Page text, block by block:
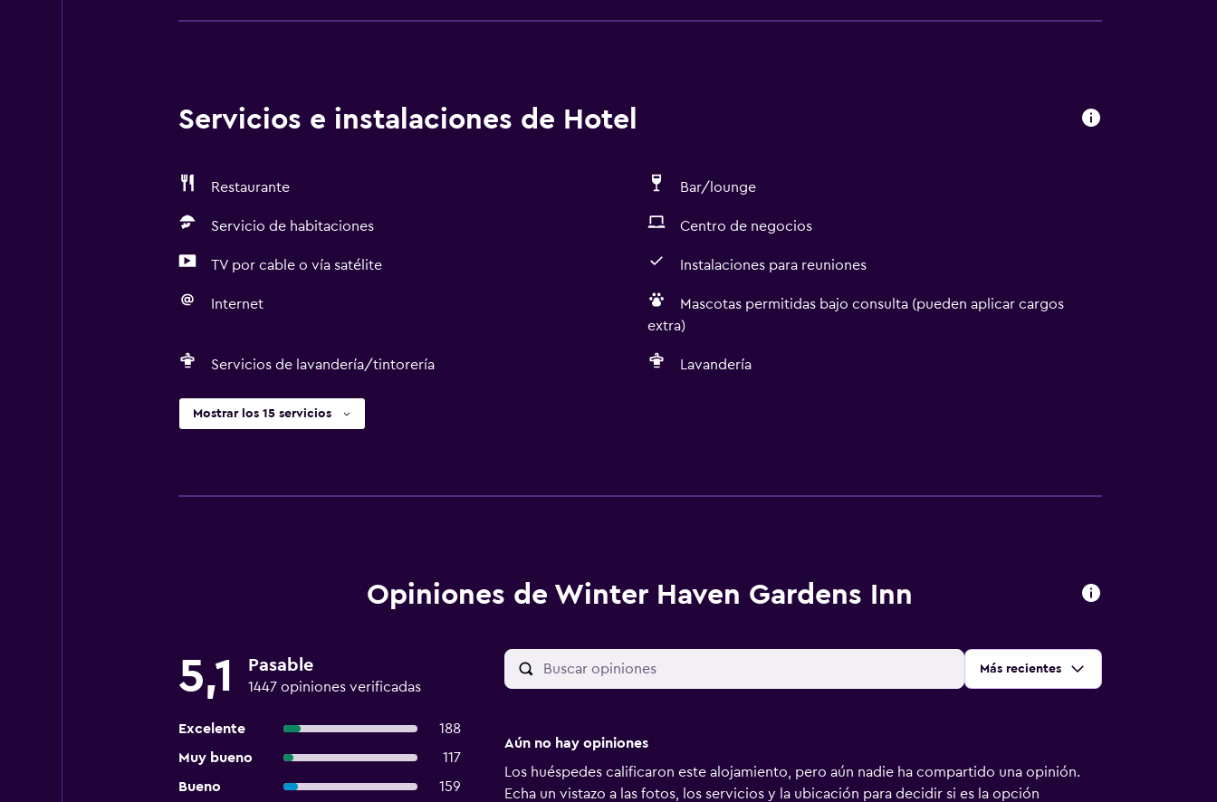
establecimiento. El personal de recepción recibirá a los huéspedes al momento de su llegada. Check-Out El Checkout se realiza a las 11:00
establecimiento asegura que está implementando medidas para reforzar la limpieza Hay opciones disponibles de alimentos envueltos por
separado Hay opciones disponibles de alimentos envueltos por separado para el desayuno El establecimiento deja pasar un tiempo entre
Servicios e instalaciones de Hotel
Restaurante Bar/lounge
Servicio de habitaciones Centro de negocios
TV por cable o vía satélite Instalaciones para reuniones
Internet
Mascotas permitidas bajo consulta (pueden aplicar cargos
extra)
Servicios de lavandería/tintorería Lavandería
Mostrar los 15 servicios
Opiniones de Winter Haven Gardens Inn
5,1 Pasable
1447 opiniones verificadas
Excelente
188
Muy bueno
117
Bueno
159
Ordenar por:
Más recientes
Aún no hay opiniones
Los huéspedes calificaron este alojamiento, pero aún nadie ha compartido una opinión.
Echa un vistazo a las fotos, los servicios y la ubicación para decidir si es la opción